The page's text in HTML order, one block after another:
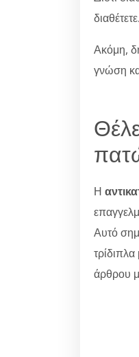
Ακόμη,
γνώση
Η
Αυτό
άρθρου